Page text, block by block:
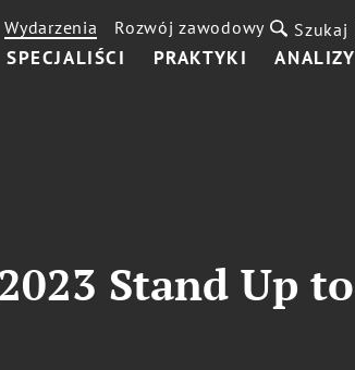
SPECJALIŚCI PRAKTYKI ANALIZY
Wydarzenia Rozwój zawodowy Szukaj
Stand Up to